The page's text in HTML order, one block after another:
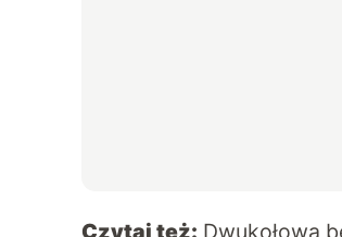
Czytaj też: Dwukołowa